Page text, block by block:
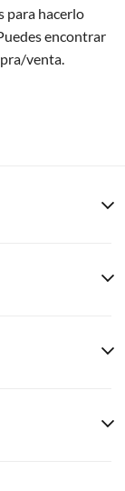
para hacerlo
encontrar
venta.